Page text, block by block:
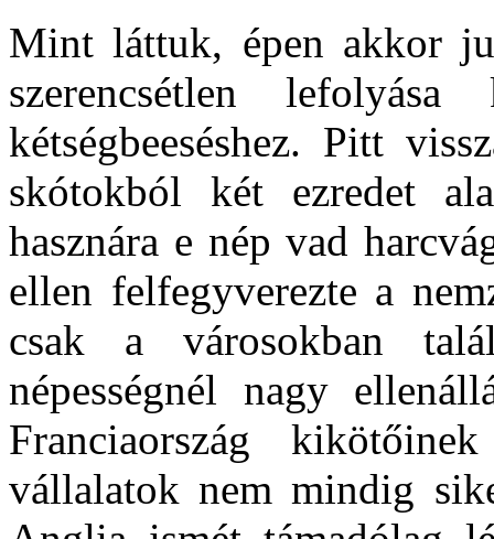
Mint láttuk, épen akkor
szerencsétlen
kétségbeeséshez. Pitt
skótokból két ezredet
hasznára e nép vad
ellen felfegyverezte a
csak a városokban
népességnél nagy
Franciaország
vállalatok nem mindig